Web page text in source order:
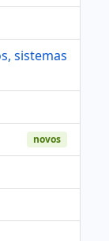
sistemas
novos